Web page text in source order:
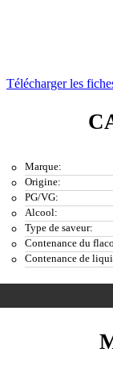
Télécharger les
Marque:
Origine:
PG/VG:
Alcool:
Type de saveur:
Contenance du
Contenance de